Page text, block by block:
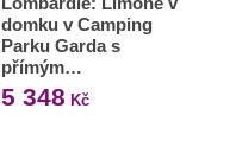
domku v Camping
Parku Garda s
přímým…
5 348 Kč